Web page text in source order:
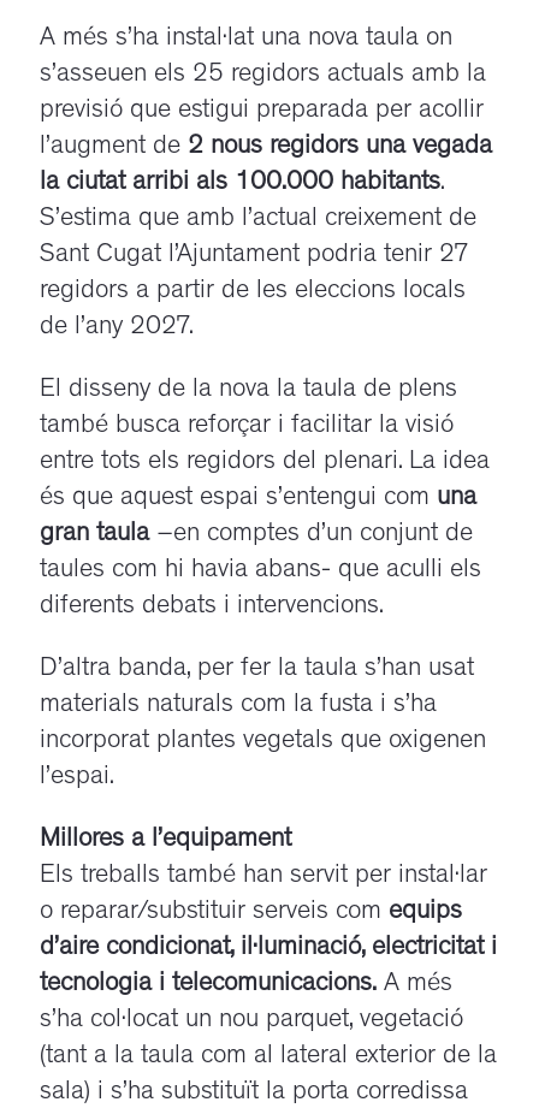
A més s’ha instal·lat una nova taula on
s’asseuen els 25 regidors actuals amb la
previsió que estigui preparada per acollir
l’augment de 2 nous regidors una vegada
la ciutat arribi als 100.000 habitants.
S’estima que amb l’actual creixement de
Sant Cugat l’Ajuntament podria tenir 27
regidors a partir de les eleccions locals
de l’any 2027.
El disseny de la nova la taula de plens
també busca reforçar i facilitar la visió
entre tots els regidors del plenari. La idea
és que aquest espai s’entengui com una
gran taula–en comptes d’un conjunt de
taules com hi havia abans- que aculli els
diferents debats i intervencions.
D’altra banda, per fer la taula s’han usat
materials naturals com la fusta i s’ha
incorporat plantes vegetals que oxigenen
l’espai.
Millores a l’equipament
Els treballs també han servit per instal·lar
o reparar/substituir serveis com equips
d’aire condicionat, il·luminació, electricitat i
tecnologia i telecomunicacions. A més
s’ha col·locat un nou parquet, vegetació
(tant a la taula com al lateral exterior de la
sala) i s’ha substituït la porta corredissa